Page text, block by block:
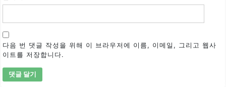
다음 번 댓글 작성을 위해 이 브라우저에 이름, 이메일, 그리고 웹사
이트를 저장합니다.